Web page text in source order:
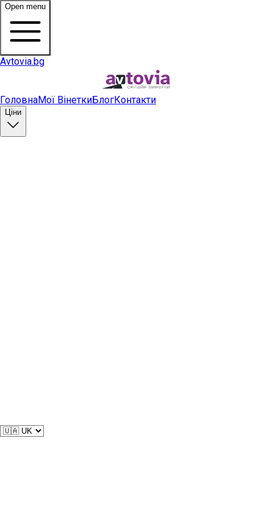
Open menu
Avtovia.bg
ГоловнаМої ВінеткиБлогКонтакти
Ціни